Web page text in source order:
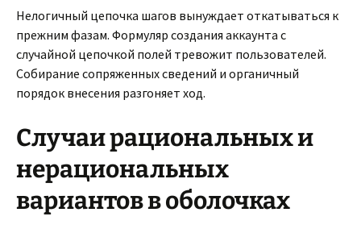
Нелогичный цепочка шагов вынуждает откатываться к
прежним фазам. Формуляр создания аккаунта с
случайной цепочкой полей тревожит пользователей.
Собирание сопряженных сведений и органичный
порядок внесения разгоняет ход.
Случаи рациональных и
нерациональных
вариантов в оболочках